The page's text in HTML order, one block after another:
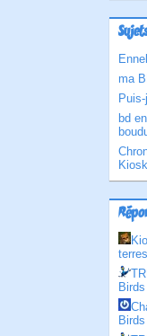
ma
bd
Kiosk
Birds
Birds